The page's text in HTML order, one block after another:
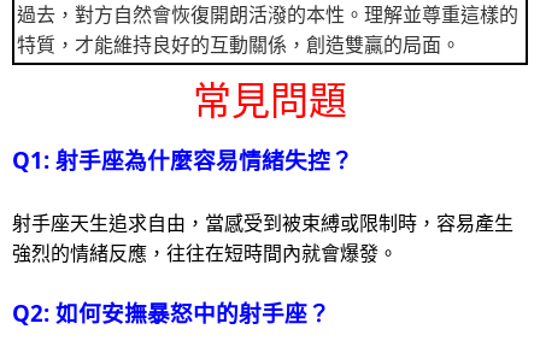
過去，對方自然會恢復開朗活潑的本性。理解並尊重這樣的
特質，才能維持良好的互動關係，創造雙贏的局面。
常見問題
Q1: 射手座為什麼容易情緒失控？
射手座天生追求自由，當感受到被束縛或限制時，容易產生
強烈的情緒反應，往往在短時間內就會爆發。
Q2: 如何安撫暴怒中的射手座？